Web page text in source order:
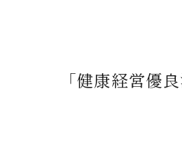
「健康経営優